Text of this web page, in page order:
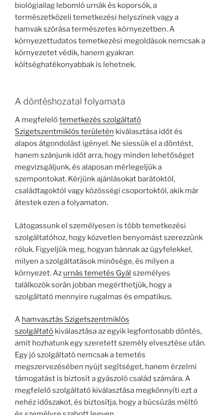
biológiailag lebomló urnák és koporsók, a
természetközeli temetkezési helyszínek vagy a
hamvak szórása természetes környezetben. A
környezettudatos temetkezési megoldások nemcsak a
környezetet védik, hanem gyakran
költséghatékonyabbak is lehetnek.
A döntéshozatal folyamata
A megfelelőtemetkezés szolgáltató
Szigetszentmiklós területén kiválasztása időt és
alapos átgondolást igényel. Ne siessük el a döntést,
hanem szánjunk időt arra, hogy minden lehetőséget
megvizsgáljunk, és alaposan mérlegeljük a
szempontokat. Kérjünk ajánlásokat barátoktól,
családtagoktól vagy közösségi csoportoktól, akik már
átestek ezen a folyamaton.
Látogassunk el személyesen is több temetkezési
szolgáltatóhoz, hogy közvetlen benyomást szerezzünk
róluk. Figyeljük meg, hogyan bánnak az ügyfelekkel,
milyen a szolgáltatások minősége, és milyen a
környezet. Az urnás temetés Gyál személyes
találkozók során jobban megérthetjük, hogy a
szolgáltató mennyire rugalmas és empatikus.
A hamvasztás Szigetszentmiklós
szolgáltató kiválasztása az egyik legfontosabb döntés,
amit hozhatunk egy szeretett személy elvesztése után.
Egy jó szolgáltató nemcsak a temetés
megszervezésében nyújt segítséget, hanem érzelmi
támogatást is biztosít a gyászoló család számára. A
megfelelő szolgáltató kiválasztása megkönnyíti ezt a
nehéz időszakot, és biztosítja, hogy a búcsúzás méltó